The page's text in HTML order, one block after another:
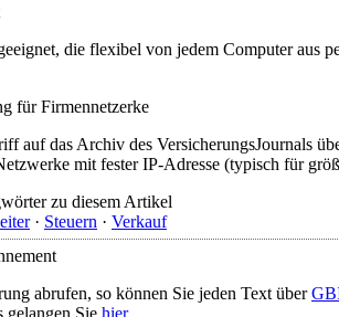
die flexibel von jedem Computer aus
für Firmennetzerke
auf das Archiv des VersicherungsJournals
mit fester IP-Adresse (typisch für
zu diesem Artikel
· Steuern · Verkauf
abrufen, so können Sie jeden Text über
Sie hier.